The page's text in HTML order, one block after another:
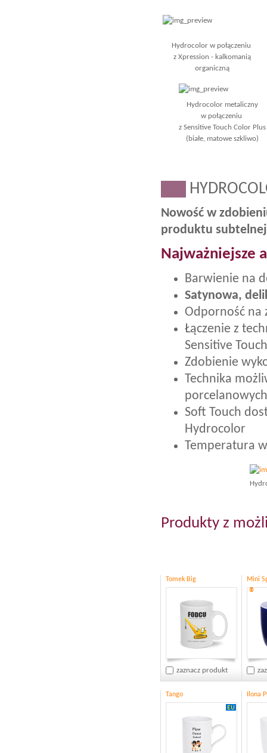
Hydrocolor w połączeniu
z Xpression - kalkomanią
organiczną
Hydrocolor metaliczny
w połączeniu
z Sensitive Touch Color Plus
(białe, matowe szkliwo)
Nowość w
produktu
Najważniejsze
Barwienie na
Satynowa,
Odporność na
Łączenie z
Sensitive
Zdobienie
Technika
Soft Touch
Hydrocolor
Temperatura
Produkty z
Tomek Big
zaznacz produkt
Mini
®
Tango Ilona